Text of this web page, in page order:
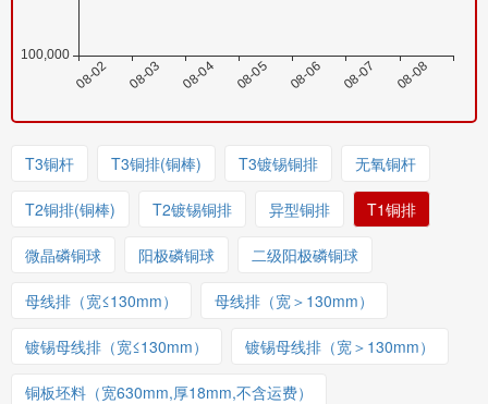
T3铜杆 T3铜排(铜棒) T3镀锡铜排 无氧铜杆
T2铜排(铜棒) T2镀锡铜排 异型铜排 T1铜排
微晶磷铜球 阳极磷铜球 二级阳极磷铜球
母线排（宽≤130mm） 母线排（宽＞130mm）
镀锡母线排（宽≤130mm） 镀锡母线排（宽＞130mm）
铜板坯料（宽630mm,厚18mm,不含运费）